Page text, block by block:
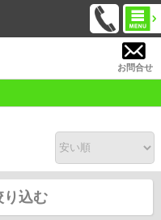
お問合せ
り込む